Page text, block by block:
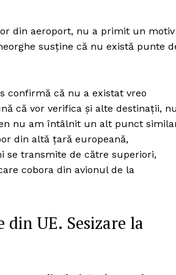
din aeroport, nu a primit un motiv
susține că nu există punte
confirmă că nu a existat vreo
că vor verifica și alte destinații, nu
nu am întâlnit un alt punct
din altă țară europeană,
se transmite de către superiori,
cobora din avionul de la
UE. Sesizare la